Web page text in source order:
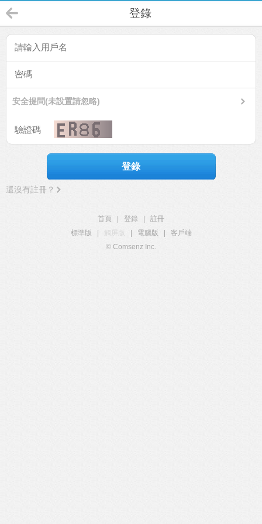
登錄
安全提問(未設置請忽略)
登錄
還沒有註冊？
首頁 登錄
註冊
標準版
觸屏版 電腦版
客戶端
© Comsenz Inc.